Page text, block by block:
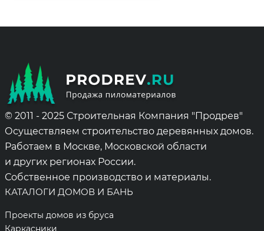
© 2011 - 2025 Строительная Компания "Продрев"
Осуществляем строительство деревянных домов.
Работаем в Москве, Московской области
и других регионах России.
Собственное производство и материалы.
КАТАЛОГИ ДОМОВ И БАНЬ
Проекты домов из бруса
Каркасники